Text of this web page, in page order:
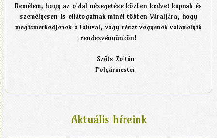
Remélem, hogy az oldal nézegetése közben kedvet kapnak és
személyesen is ellátogatnak minél többen Váraljára, hogy
megismerkedjenek a faluval, vagy részt vegyenek valamelyik
rendezvényünkön!
Szőts Zoltán
Polgármester
Aktuális híreink